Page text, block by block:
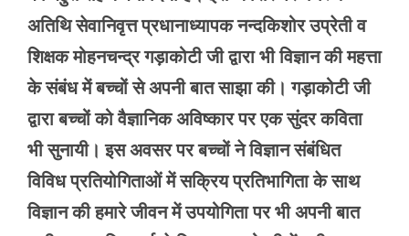
अतिथि सेवानिवृत्त प्रधानाध्यापक नन्दकिशोर उप्रेती व
शिक्षक मोहनचन्द्र गड़ाकोटी जी द्वारा भी विज्ञान की महत्ता
के संबंध में बच्चों से अपनी बात साझा की। गड़ाकोटी जी
द्वारा बच्चों को वैज्ञानिक अविष्कार पर एक सुंदर कविता
भी सुनायी। इस अवसर पर बच्चों ने विज्ञान संबंधित
विविध प्रतियोगिताओं में सक्रिय प्रतिभागिता के साथ
विज्ञान की हमारे जीवन में उपयोगिता पर भी अपनी बात